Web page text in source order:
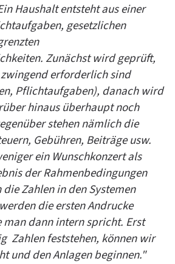
Haushalt entsteht aus einer
gesetzlichen
Zunächst wird geprüft,
erforderlich sind
Pflichtaufgaben), danach wird
hinaus überhaupt noch
stehen nämlich die
Gebühren, Beiträge usw.
ein Wunschkonzert als
der Rahmenbedingungen
Zahlen in den Systemen
die ersten Andrucke
dann intern spricht. Erst
Zahlen feststehen, können wir
und den Anlagen beginnen."